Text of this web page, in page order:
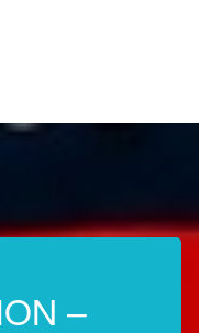
–